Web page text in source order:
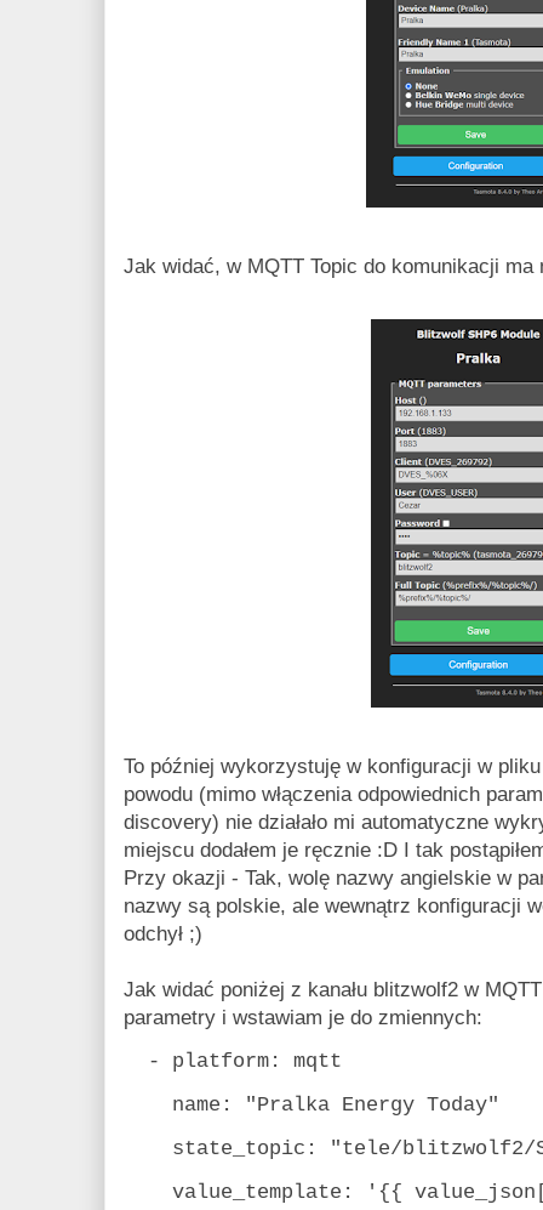
Jak widać, w MQTT Topic do komunikacji ma
To później wykorzystuję w konfiguracji w
powodu (mimo włączenia odpowiednich
discovery) nie działało mi automatyczne
miejscu dodałem je ręcznie :D I tak
Przy okazji - Tak, wolę nazwy angielskie w
nazwy są polskie, ale wewnątrz konfiguracji
odchył ;)
Jak widać poniżej z kanału blitzwolf2 w
parametry i wstawiam je do zmiennych:
- platform: mqtt
name: "Pralka Energy Today"
state_topic: "tele/blitzwolf2/
value_template: '{{